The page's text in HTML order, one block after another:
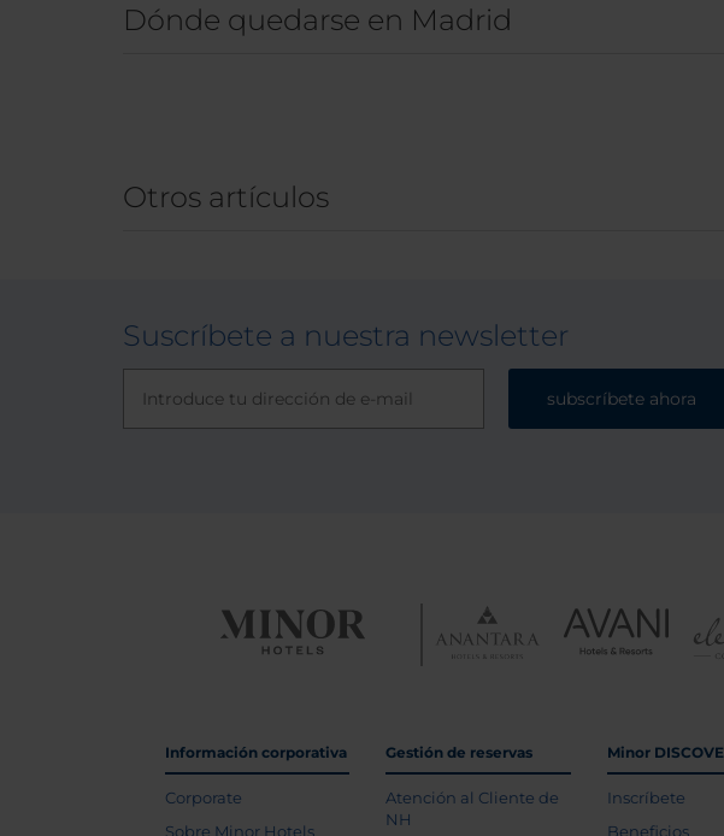
Dónde quedarse en Madrid
Otros artículos
Suscríbete a nuestra newsletter
subscríbete ahora
Información corporativa
Corporate
Sobre Minor Hotels
Gestión de reservas
Atención al Cliente de
NH
Minor
Inscríbete
Beneficios